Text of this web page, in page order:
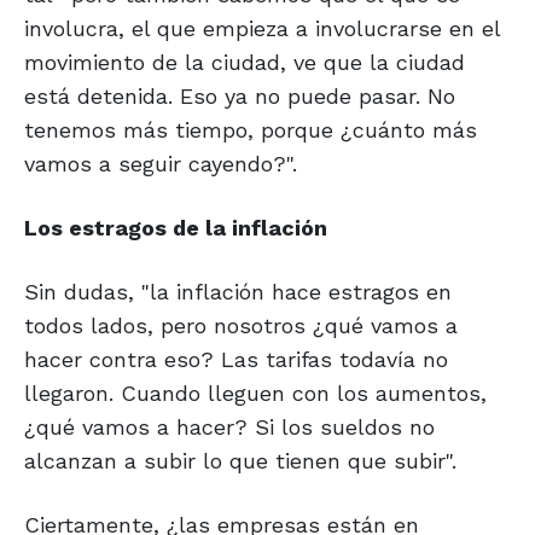
involucra, el que empieza a involucrarse en el
movimiento de la ciudad, ve que la ciudad
está detenida. Eso ya no puede pasar. No
tenemos más tiempo, porque ¿cuánto más
vamos a seguir cayendo?".
Los estragos de la inflación
Sin dudas, "la inflación hace estragos en
todos lados, pero nosotros ¿qué vamos a
hacer contra eso? Las tarifas todavía no
llegaron. Cuando lleguen con los aumentos,
¿qué vamos a hacer? Si los sueldos no
alcanzan a subir lo que tienen que subir".
Ciertamente, ¿las empresas están en